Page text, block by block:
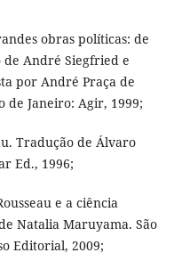
obras políticas: de
de André Siegfried e
por André Praça de
de Janeiro: Agir, 1999;
Tradução de Álvaro
Ed., 1996;
e a ciência
Natalia Maruyama. São
Editorial, 2009;